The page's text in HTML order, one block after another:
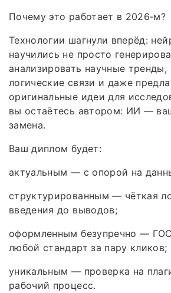
Почему это работает в 2026‑м?
Технологии шагнули вперёд:
научились не просто
анализировать научные тренды,
логические связи и даже
оригинальные идеи для
вы остаётесь автором: ИИ —
замена.
Ваш диплом будет:
актуальным — с опорой на
структурированным — чёткая
введения до выводов;
оформленным безупречно —
любой стандарт за пару кликов;
уникальным — проверка на
рабочий процесс.